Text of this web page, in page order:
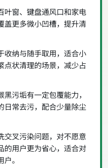
叶窗、键盘通风口和家电
盖更多微小凹槽，提升清
收纳与随手取用，适合小
点状清理的场景，减少占
污垢有一定包覆能力，
日常去污，配合少量除尘
交叉污染问题，对不愿意
的用户更为省心，适合对
。